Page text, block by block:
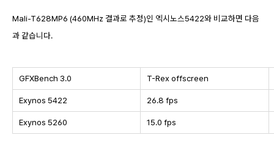
Mali-T628MP6 (460MHz 결과로 추정)인 엑시노스5422와 비교하면 다음
과 같습니다.
GFXBench 3.0 T-Rex offscreen
Exynos 5422 26.8 fps
Exynos 5260 15.0 fps